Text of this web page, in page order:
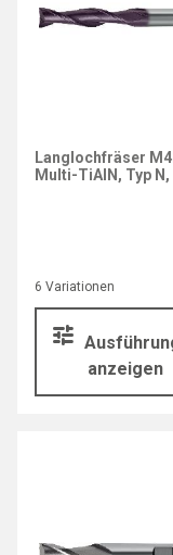
6 Variationen
anzeigen
Langlochfräser
Multi-TiAlN, Typ N,